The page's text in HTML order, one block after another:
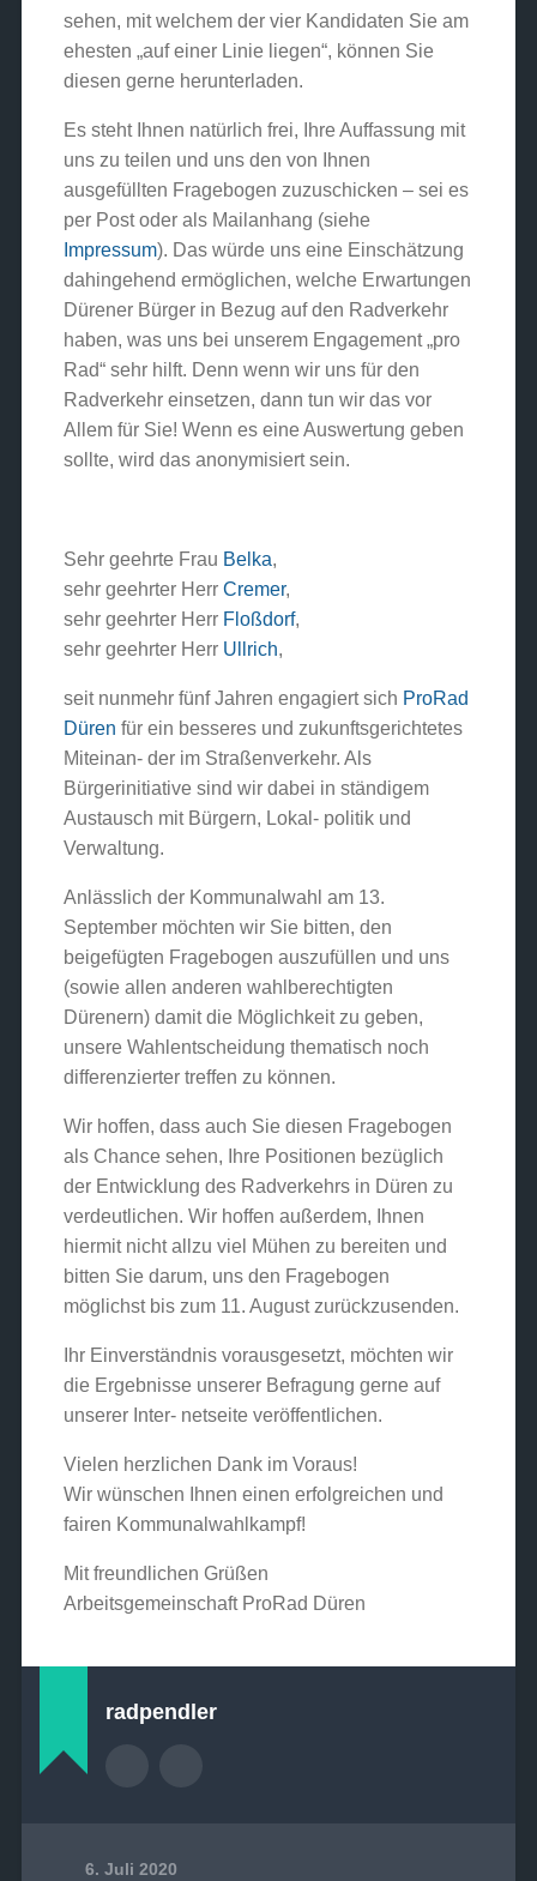
sehen, mit welchem der vier Kandidaten Sie am
ehesten „auf einer Linie liegen“, können Sie
diesen gerne herunterladen.
Es steht Ihnen natürlich frei, Ihre Auffassung mit
uns zu teilen und uns den von Ihnen
ausgefüllten Fragebogen zuzuschicken – sei es
per Post oder als Mailanhang (siehe
Impressum). Das würde uns eine Einschätzung
dahingehend ermöglichen, welche Erwartungen
Dürener Bürger in Bezug auf den Radverkehr
haben, was uns bei unserem Engagement „pro
Rad“ sehr hilft. Denn wenn wir uns für den
Radverkehr einsetzen, dann tun wir das vor
Allem für Sie! Wenn es eine Auswertung geben
sollte, wird das anonymisiert sein.
Sehr geehrte Frau Belka,
sehr geehrter Herr Cremer,
sehr geehrter Herr Floßdorf,
sehr geehrter Herr Ullrich,
seit nunmehr fünf Jahren engagiert sich ProRad
Düren für ein besseres und zukunftsgerichtetes
Miteinan- der im Straßenverkehr. Als
Bürgerinitiative sind wir dabei in ständigem
Austausch mit Bürgern, Lokal- politik und
Verwaltung.
Anlässlich der Kommunalwahl am 13.
September möchten wir Sie bitten, den
beigefügten Fragebogen auszufüllen und uns
(sowie allen anderen wahlberechtigten
Dürenern) damit die Möglichkeit zu geben,
unsere Wahlentscheidung thematisch noch
differenzierter treffen zu können.
Wir hoffen, dass auch Sie diesen Fragebogen
als Chance sehen, Ihre Positionen bezüglich
der Entwicklung des Radverkehrs in Düren zu
verdeutlichen. Wir hoffen außerdem, Ihnen
hiermit nicht allzu viel Mühen zu bereiten und
bitten Sie darum, uns den Fragebogen
möglichst bis zum 11. August zurückzusenden.
Ihr Einverständnis vorausgesetzt, möchten wir
die Ergebnisse unserer Befragung gerne auf
unserer Inter- netseite veröffentlichen.
Vielen herzlichen Dank im Voraus!
Wir wünschen Ihnen einen erfolgreichen und
fairen Kommunalwahlkampf!
Mit freundlichen Grüßen
Arbeitsgemeinschaft ProRad Düren
radpendler
6. Juli 2020